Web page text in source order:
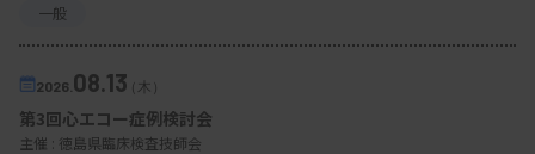
一般
2026. 08.13（木）
第3回心エコー症例検討会
主催 : 徳島県臨床検査技師会